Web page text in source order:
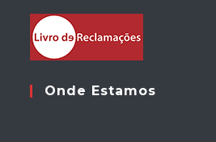
Onde Estamos